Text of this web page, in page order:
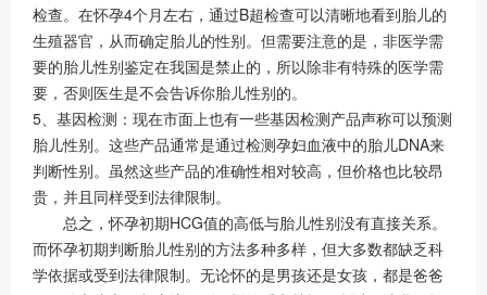
检查。在怀孕4个月左右，通过B超检查可以清晰地看到胎儿的
生殖器官，从而确定胎儿的性别。但需要注意的是，非医学需
要的胎儿性别鉴定在我国是禁止的，所以除非有特殊的医学需
要，否则医生是不会告诉你胎儿性别的。
5、基因检测：现在市面上也有一些基因检测产品声称可以预测
胎儿性别。这些产品通常是通过检测孕妇血液中的胎儿DNA来
判断性别。虽然这些产品的准确性相对较高，但价格也比较昂
贵，并且同样受到法律限制。
总之，怀孕初期HCG值的高低与胎儿性别没有直接关系。
而怀孕初期判断胎儿性别的方法多种多样，但大多数都缺乏科
学依据或受到法律限制。无论怀的是男孩还是女孩，都是爸爸